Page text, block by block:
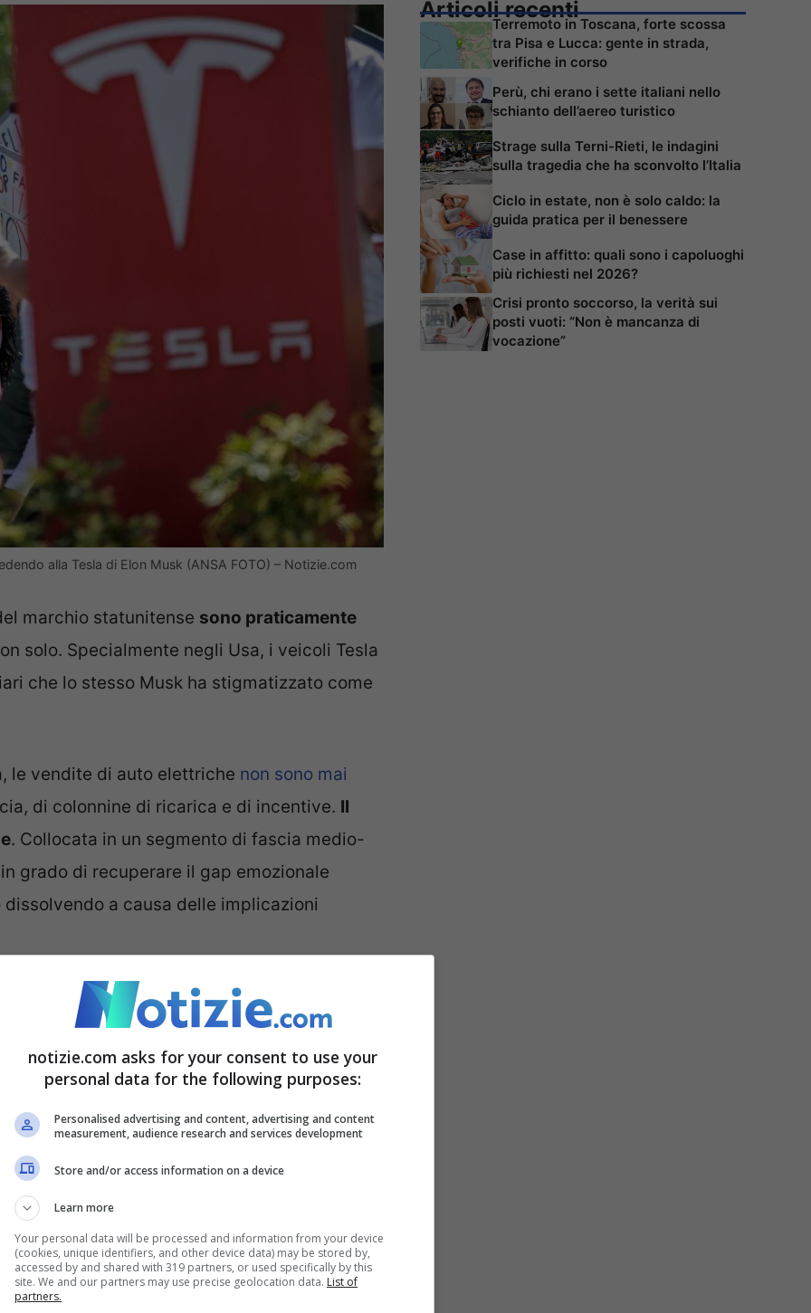
alla Tesla di Elon Musk (ANSA FOTO) – Notizie.com
marchio statunitense sono praticamente
solo. Specialmente negli Usa, i veicoli Tesla
che lo stesso Musk ha stigmatizzato come
le vendite di auto elettriche non sono mai
di colonnine di ricarica e di incentive. Il
. Collocata in un segmento di fascia medio-
grado di recuperare il gap emozionale
dissolvendo a causa delle implicazioni
a caro prezzo la
pagando a caro prezzo la vicinanza con il
. E la nomina dello stesso Musk a capo del
Usa che sta facendo di
I risultato è che da un lato le vendite
del 49% in gennaio e febbraio rispetto allo
l’Fbi è stata costretta ad attivare una
di vandalismo.
Articoli recenti
Terremoto in Toscana, forte scossa
tra Pisa e Lucca: gente in strada,
verifiche in corso
Perù, chi erano i sette italiani nello
schianto dell’aereo turistico
Strage sulla Terni-Rieti, le indagini
sulla tragedia che ha sconvolto l’Italia
Ciclo in estate, non è solo caldo: la
guida pratica per il benessere
Case in affitto: quali sono i capoluoghi
più richiesti nel 2026?
Crisi pronto soccorso, la verità sui
posti vuoti: “Non è mancanza di
vocazione”
notizie.com asks for your consent to use your
personal data for the following purposes:
Personalised advertising and content, advertising and content
measurement, audience research and services development
Store and/or access information on a device
Learn more
Your personal data will be processed and information from your device
(cookies, unique identifiers, and other device data) may be stored by,
accessed by and shared with 319 partners, or used specifically by this
site. We and our partners may use precise geolocation data. List of
partners.